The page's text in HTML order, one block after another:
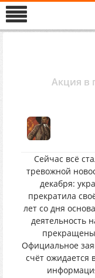
Акция в
Сейчас всё
тревожной
декабря:
прекратила
лет со дня
деятельность
Официальное
счёт ожидается